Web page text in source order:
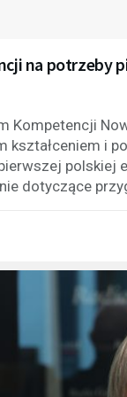
na potrzeby
Kompetencji
kształceniem i
polskiej
dotyczące